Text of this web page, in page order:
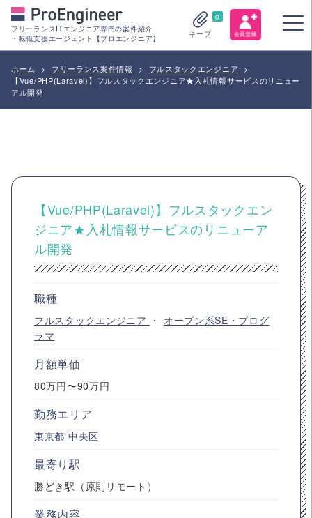
フリーランスITエンジニア専門の案件紹介
・転職支援エージェント【プロエンジニア】
0
キープ
ホーム > フリーランス案件情報 > フルスタックエンジニア
>
【Vue/PHP(Laravel)】フルスタックエンジニア★入札情報サービスのリニュー
アル開発
【Vue/PHP(Laravel)】フルスタックエン
ジニア★入札情報サービスのリニューア
ル開発
職種
フルスタックエンジニア ・ オープン系SE・プログ
ラマ
月額単価
80万円〜90万円
勤務エリア
東京都 中央区
最寄り駅
勝どき駅（原則リモート）
業務内容